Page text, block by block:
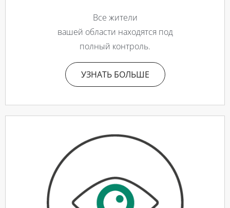
Все жители
вашей области находятся под
полный контроль.
УЗНАТЬ БОЛЬШЕ